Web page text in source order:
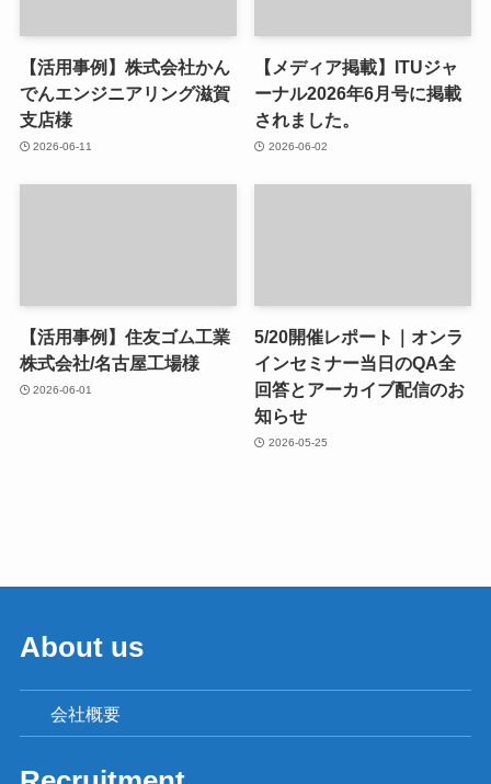
【活用事例】株式会社かん
でんエンジニアリング滋賀
支店様
2026-06-11
【メディア掲載】ITUジャ
ーナル2026年6月号に掲載
されました。
2026-06-02
【活用事例】住友ゴム工業
株式会社/名古屋工場様
2026-06-01
5/20開催レポート｜オンラ
インセミナー当日のQA全
回答とアーカイブ配信のお
知らせ
2026-05-25
About us
会社概要